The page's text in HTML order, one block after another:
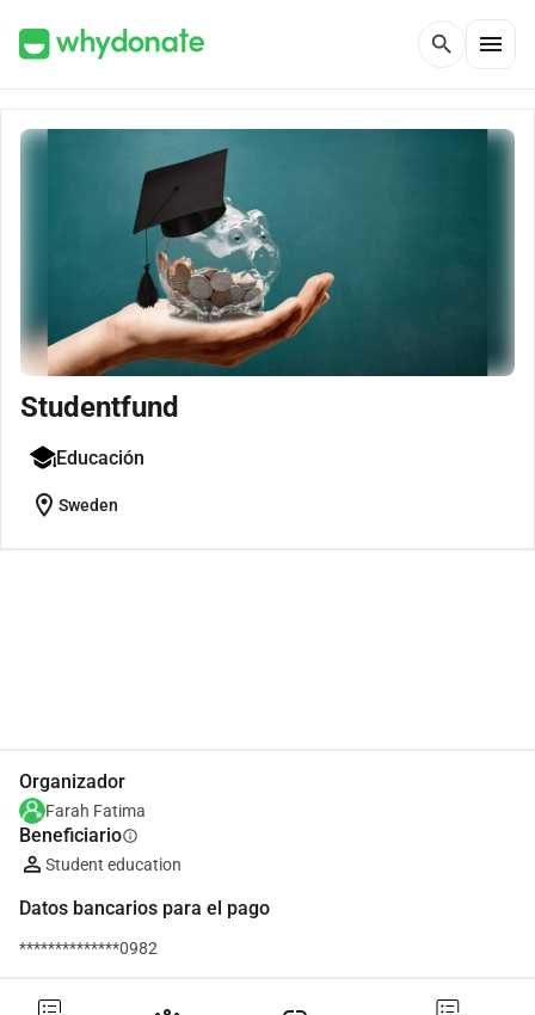
search menu
Studentfund
Educación
location_on Sweden
Organizador
Farah Fatima
Beneficiarioinfo
Student education
Datos bancarios para el pago
**************0982